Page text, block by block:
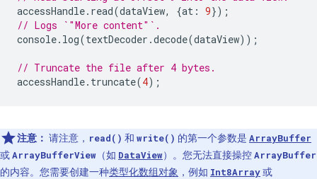
accessHandle. read(dataView, {at : 9});
// Logs `"More content"`.
console. log(textDecoder .decode(dataView));
// Truncate the file after 4 bytes.
accessHandle. truncate(4);
注意： 请注意， read() 和 write() 的第一个参数是 ArrayBuffer
或ArrayBufferView （如 DataView）。您无法直接操控ArrayBuffer
的内容。您需要创建一种类型化数组对象 ，例如 Int8Array或